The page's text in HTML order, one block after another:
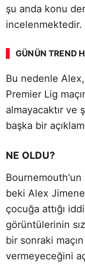
şu anda konu
incelenmektedir.
GÜNÜN TREND
00:01 / 09:08
Bu nedenle
Premier Lig
almayacaktır ve
başka bir
NE OLDU?
Bournemouth'un
beki Alex
çocuğa attığı
görüntülerinin
bir sonraki
vermeyeceğini